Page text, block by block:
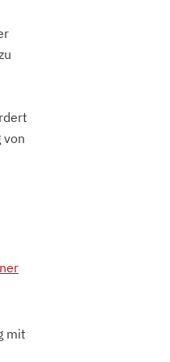
von
mit